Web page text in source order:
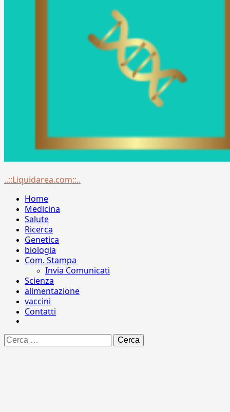
Menu
..::Liquidarea.com::..
Home
Medicina
Salute
Ricerca
Genetica
biologia
Com. Stampa
Invia Comunicati
Scienza
alimentazione
vaccini
Contatti
Ricerca
per: